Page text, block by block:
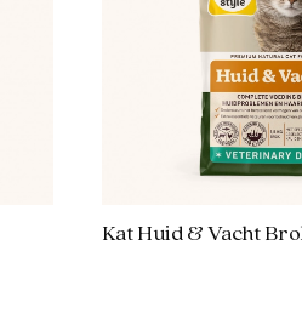
Kat Huid & Vacht